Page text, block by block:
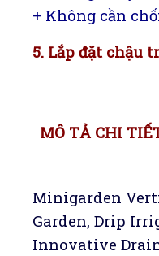
+ Không cần
5. Lắp đặt chậu
MÔ TẢ CHI
Minigarden
Garden, Drip
Innovative